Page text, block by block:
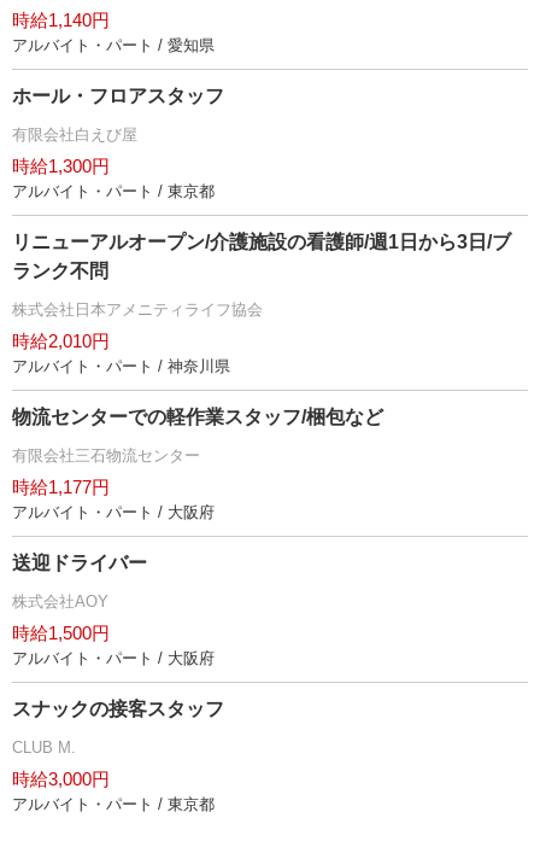
時給1,140円
アルバイト・パート / 愛知県
ホール・フロアスタッフ
有限会社白えび屋
時給1,300円
アルバイト・パート / 東京都
リニューアルオープン/介護施設の看護師/週1日から3日/ブ
ランク不問
株式会社日本アメニティライフ協会
時給2,010円
アルバイト・パート / 神奈川県
物流センターでの軽作業スタッフ/梱包など
有限会社三石物流センター
時給1,177円
アルバイト・パート / 大阪府
送迎ドライバー
株式会社AOY
時給1,500円
アルバイト・パート / 大阪府
スナックの接客スタッフ
CLUB M.
時給3,000円
アルバイト・パート / 東京都